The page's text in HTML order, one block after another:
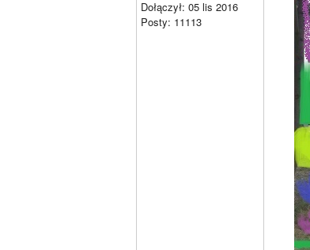
Dołączył: 05 lis 2016
Posty: 11113